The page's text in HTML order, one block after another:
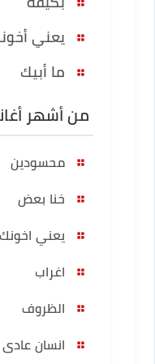
يعني
ما أبيك
من أشهر
محسودين
خنا بعض
يعني اخونك
اغراب
الظروف
انسان عادى